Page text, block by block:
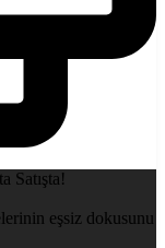
Satışta!
eşsiz dokusunu